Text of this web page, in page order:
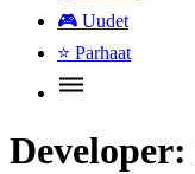
🎮 Uudet
⭐ Parhaat
Developer: